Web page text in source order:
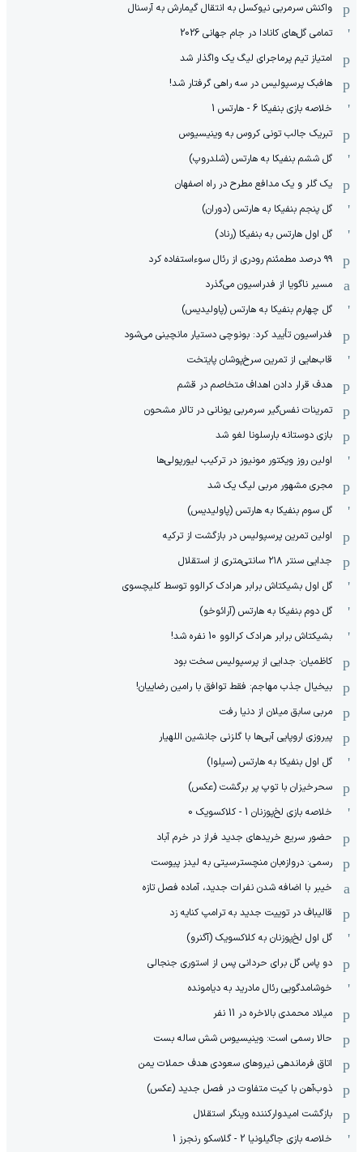
واکنش سرمربی نیوکسل به انتقال گیمارش به آرسنال
تمامی گل‌های کانادا در جام جهانی 2026
امتیاز تیم پرماجرای لیگ یک واگذار شد
هافبک پرسپولیس در سه راهی گرفتار شد!
خلاصه بازی بنفیکا 6 - هارتس 1
تبریک جالب تونی کروس به وینیسیوس
گل ششم بنفیکا به هارتس (شلدروپ)
یک گلر و یک مدافع مطرح در راه اصفهان
گل پنجم بنفیکا به هارتس (دوران)
گل اول هارتس به بنفیکا (رناد)
۹۹ درصد مطمئنم رودری از رئال سوءاستفاده کرد
مسیر ناگویا از فدراسیون می‌گذرد
گل چهارم بنفیکا به هارتس (پاولیدیس)
فدراسیون تأیید کرد: بونوچی دستیار مانچینی می‌شود
قاب‌هایی از تمرین سرخ‌پوشان پایتخت
هدف قرار دادن اهداف متخاصم در قشم
‏تمرینات نفس‌گیر سرمربی یونانی در تالار مشحون
بازی دوستانه بارسلونا لغو شد
اولین روز ویکتور مونیوز در ترکیب لیورپولی‌ها
مجری مشهور مربی لیگ یک شد
گل سوم بنفیکا به هارتس (پاولیدیس)
اولین تمرین پرسپولیس در بازگشت از ترکیه
جدایی سنتر ۲۱۸ سانتی‌متری از استقلال
گل اول بشیکتاش برابر هرادک کرالوو توسط کلیچسوی
گل دوم بنفیکا به هارتس (آرائوخو)
بشیکتاش برابر هرادک کرالوو 10 نفره شد!
کاظمیان: جدایی از پرسپولیس سخت بود
بیخیال جذب مهاجم: فقط توافق با رامین رضاییان!
مربی سابق میلان از دنیا رفت
پیروزی اروپایی آبی‌ها با گلزنی جانشین اللهیار
گل اول بنفیکا به هارتس (سیلوا)
سحرخیزان با توپ پر برگشت (عکس)
خلاصه بازی لخ‌پوزنان 1 - کلاکسویک 0
حضور سریع خریدهای جدید فراز در خرم آباد
رسمی: دروازه‌بان منچسترسیتی به لیدز پیوست
خیبر با اضافه شدن نفرات جدید، آماده فصل تازه
قالیباف در توییت جدید به ترامپ کنایه زد
گل اول لخ‌پوزنان به کلاکسویک (آگنرو)
دو پاس گل برای حردانی پس از استوری جنجالی
خوشامدگویی رئال مادرید به دیامونده
میلاد محمدی بالاخره در 11 نفر
حالا رسمی است: وینیسیوس شش ساله بست
اتاق فرماندهی نیروهای سعودی هدف حملات یمن
ذوب‌آهن با کیت متفاوت در فصل جدید (عکس)
بازگشت امیدوارکننده وینگر استقلال
خلاصه بازی جاگیلونیا 2 - گلاسکو رنجرز 1